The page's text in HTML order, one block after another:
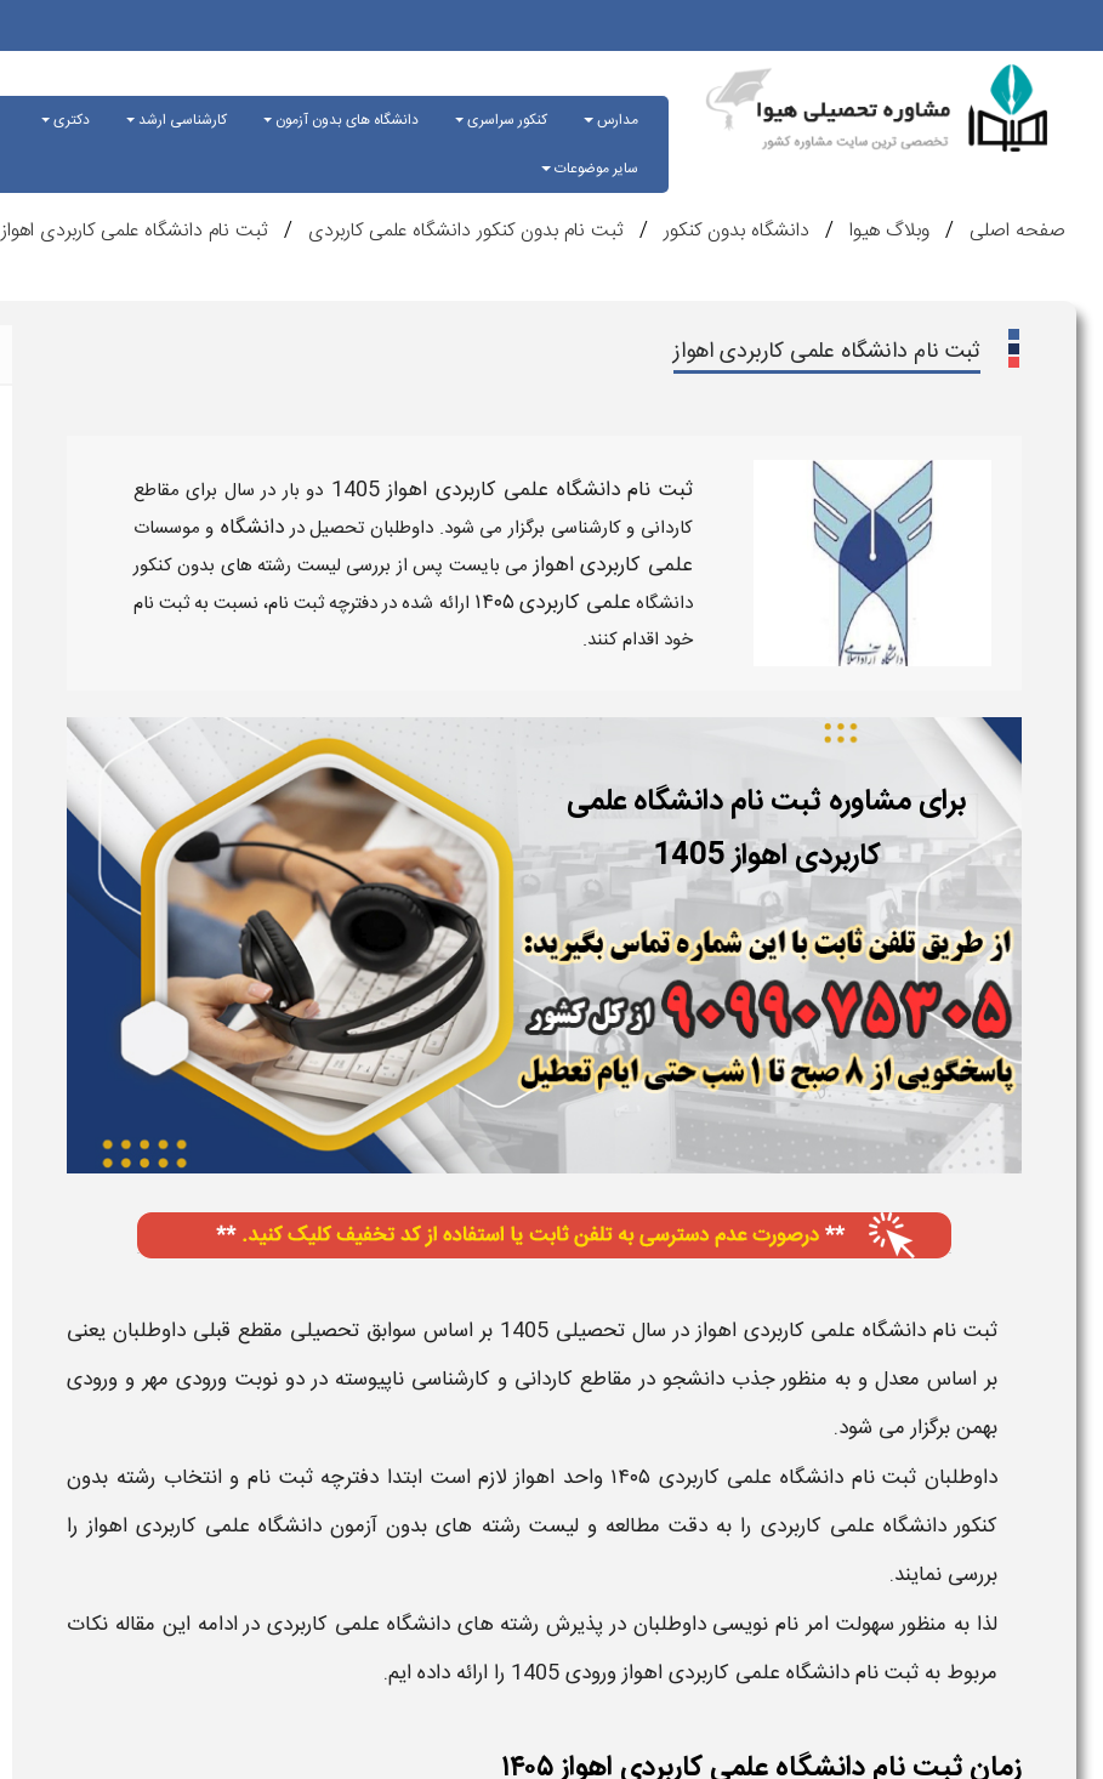
مدارس کنکور سراسری دانشگاه های بدون آزمون کارشناسی ارشد
دکتری
سایر موضوعات
صفحه اصلی وبلاگ هیوا دانشگاه بدون کنکور ثبت نام بدون کنکور دانشگاه علمی کاربردی ثبت نام دانشگاه علمی کاربردی اهواز
ثبت نام دانشگاه علمی کاربردی اهواز
ثبت نام دانشگاه علمی کاربردی اهواز1405
دو بار در سال برای مقاطع
کاردانی و کارشناسی برگزار می شود. داوطلبان تحصیل دردانشگاه و موسسات
علمی کاربردی اهوازمی بایست پس از بررسی لیست رشته های بدون کنکور
دانشگاه علمی کاربردی۱۴۰۵ ارائه شده در دفترچه ثبت نام، نسبت به ثبت نام
خود اقدام کنند.
برای مشاوره ثبت نام دانشگاه علمی
کاربردی اهواز 1405
ثبت نام دانشگاه علمی کاربردی اهواز در سال تحصیلی 1405 بر اساس سوابق تحصیلی مقطع قبلی داوطلبان یعنی
بر اساس معدل وبه منظور جذب دانشجو در مقاطع کاردانی و کارشناسی ناپیوسته در دو نوبت ورودی مهر و ورودی
بهمنبرگزار می شود.
داوطلبان ثبت نام دانشگاه علمی کاربردی ۱۴۰۵ واحد اهواز لازم است ابتدا دفترچه ثبت نام و انتخاب رشته بدون
کنکور دانشگاه علمی کاربردی را به دقت مطالعه ولیست رشته های بدون آزمون دانشگاه علمی کاربردیاهواز را
بررسی نمایند.
لذا به منظور سهولت امر نام نویسی داوطلبان در پذیرش رشته هایدانشگاه علمی کاربردیدر ادامه این مقاله نکات
مربوط به ثبت نام دانشگاه علمی کاربردیاهوازورودی1405 را ارائه داده ایم.
زمان ثبت نام دانشگاه علمی کاربردی اهواز ۱۴۰۵